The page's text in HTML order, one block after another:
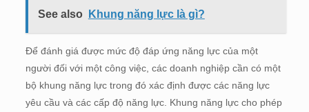
See also Khung năng lực là gì?
Để đánh giá được mức độ đáp ứng năng lực của một
người đối với một công việc, các doanh nghiệp cần có một
bộ khung năng lực trong đó xác định được các năng lực
yêu cầu và các cấp độ năng lực. Khung năng lực cho phép